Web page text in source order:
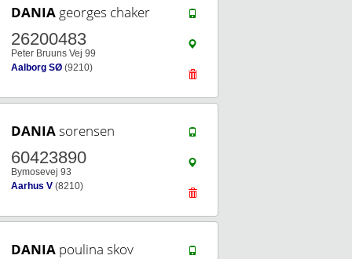
DANIA georges chaker
26200483
Peter Bruuns Vej 99
Aalborg SØ (9210)
DANIAsorensen
60423890
Bymosevej 93
Aarhus V (8210)
DANIA poulina skov